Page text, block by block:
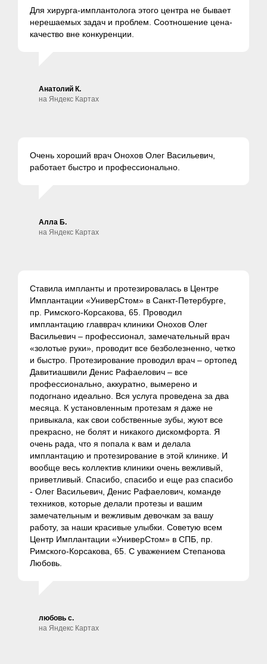
Для хирурга-имплантолога этого центра не бывает
нерешаемых задач и проблем. Соотношение цена-
качество вне конкуренции.
Анатолий К.
на Яндекс Картах
Очень хороший врач Онохов Олег Васильевич,
работает быстро и профессионально.
Алла Б.
на Яндекс Картах
Ставила импланты и протезировалась в Центре
Имплантации «УниверСтом» в Санкт-Петербурге,
пр. Римского-Корсакова, 65. Проводил
имплантацию главврач клиники Онохов Олег
Васильевич – профессионал, замечательный врач
«золотые руки», проводит все безболезненно, четко
и быстро. Протезирование проводил врач – ортопед
Давитиашвили Денис Рафаелович – все
профессионально, аккуратно, вымерено и
подогнано идеально. Вся услуга проведена за два
месяца. К установленным протезам я даже не
привыкала, как свои собственные зубы, жуют все
прекрасно, не болят и никакого дискомфорта. Я
очень рада, что я попала к вам и делала
имплантацию и протезирование в этой клинике. И
вообще весь коллектив клиники очень вежливый,
приветливый. Спасибо, спасибо и еще раз спасибо
- Олег Васильевич, Денис Рафаелович, команде
техников, которые делали протезы и вашим
замечательным и вежливым девочкам за вашу
работу, за наши красивые улыбки. Советую всем
Центр Имплантации «УниверСтом» в СПБ, пр.
Римского-Корсакова, 65. С уважением Степанова
Любовь.
любовь с.
на Яндекс Картах